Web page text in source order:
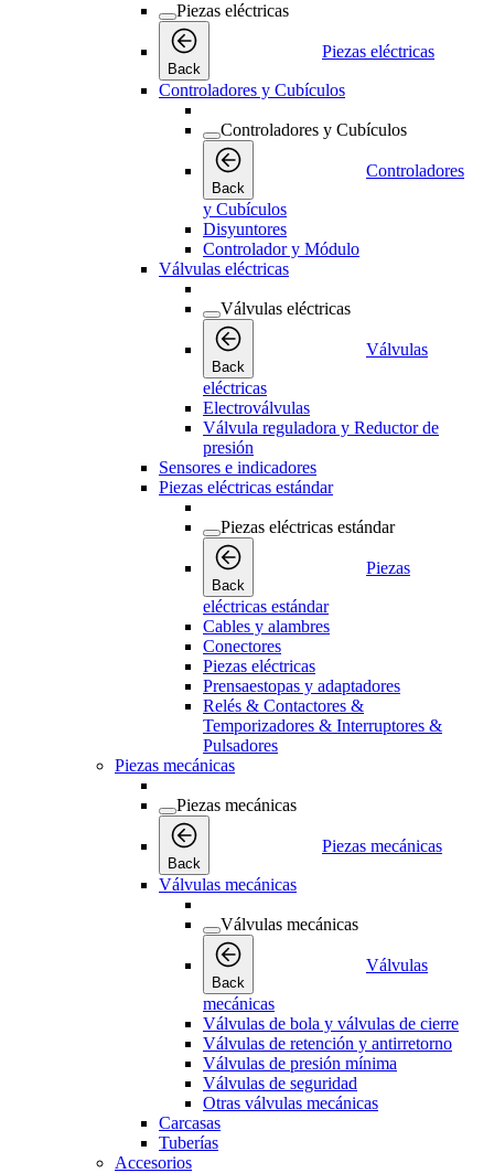
Piezas eléctricas
Back
Piezas eléctricas
Controladores y Cubículos
Controladores y Cubículos
Back
Controladores
y Cubículos
Disyuntores
Controlador y Módulo
Válvulas eléctricas
Válvulas eléctricas
Back
Válvulas
eléctricas
Electroválvulas
Válvula reguladora y Reductor de
presión
Sensores e indicadores
Piezas eléctricas estándar
Piezas eléctricas estándar
Back
Piezas
eléctricas estándar
Cables y alambres
Conectores
Piezas eléctricas
Prensaestopas y adaptadores
Relés & Contactores &
Temporizadores & Interruptores &
Pulsadores
Piezas mecánicas
Piezas mecánicas
Back
Piezas mecánicas
Válvulas mecánicas
Válvulas mecánicas
Back
Válvulas
mecánicas
Válvulas de bola y válvulas de cierre
Válvulas de retención y antirretorno
Válvulas de presión mínima
Válvulas de seguridad
Otras válvulas mecánicas
Carcasas
Tuberías
Accesorios